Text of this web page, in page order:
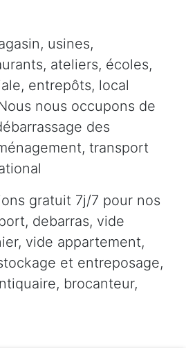
usines,
ateliers, écoles,
entrepôts, local
nous occupons de
des
transport
gratuit 7j/7 pour nos
debarras, vide
vide appartement,
et entreposage,
brocanteur,